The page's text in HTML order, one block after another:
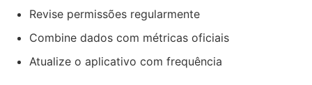
Revise permissões regularmente
Combine dados com métricas oficiais
Atualize o aplicativo com frequência